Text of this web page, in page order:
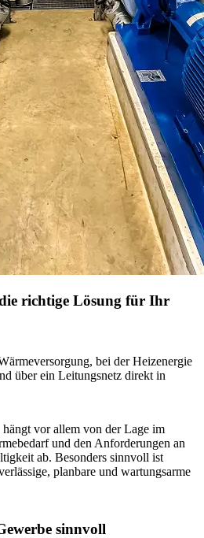
richtige Lösung für Ihr
bei der Heizenergie
über ein Leitungsnetz direkt in
vor allem von der Lage im
und den Anforderungen an
ab. Besonders sinnvoll ist
planbare und wartungsarme
sinnvoll